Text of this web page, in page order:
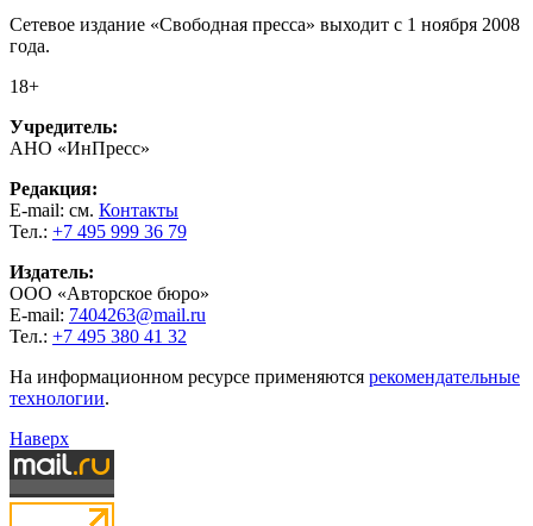
Сетевое издание «Свободная пресса» выходит с 1 ноября 2008
года.
18+
Учредитель:
АНО «ИнПресс»
Редакция:
E-mail: см. Контакты
Тел.: +7 495 999 36 79
Издатель:
ООО «Авторское бюро»
E-mail: 7404263@mail.ru
Тел.: +7 495 380 41 32
На информационном ресурсе применяются рекомендательные
технологии.
Наверх